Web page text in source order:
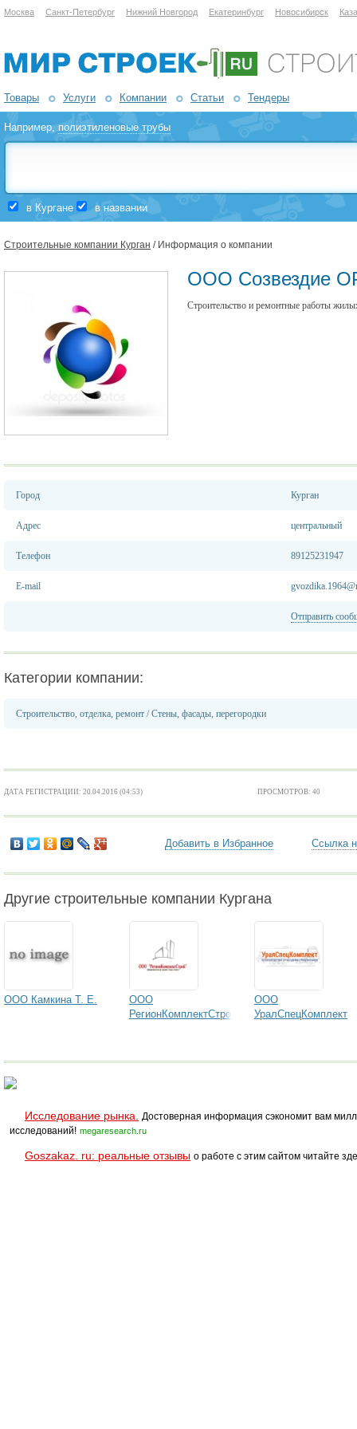
Москва Санкт-Петербург Нижний Новгород Екатеринбург Новосибирск
Товары Услуги Компании Статьи Тендеры
Например,полиэтиленовые трубы
в Кургане в названии
Строительные компании Курган / Информация о компании
ООО Созвездие
Строительство и ремонтные работы
Город Курган
Адрес центральный
Телефон 89125231947
E-mail
Отправить
Категории компании:
Строительство, отделка, ремонт /Стены, фасады, перегородки
ДАТА РЕГИСТРАЦИИ: 20.04.2016 (04:53) ПРОСМОТРОВ: 40
Добавить в Избранное Ссылка
Другие строительные компании Кургана
ООО Камкина Т. Е.
ООО
РегионКомплектСтрой
ООО
УралСпецКомплект
Исследование рынка.
Достоверная информация сэкономит вам
исследований! megaresearch.ru
Goszakaz. ru: реальные отзывы о работе с этим сайтом читайте